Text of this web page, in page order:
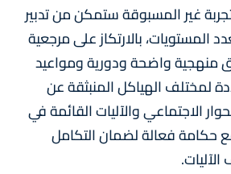
غير المسبوقة ستمكن من تدبير
المستويات، بالارتكاز على مرجعية
منهجية واضحة ودورية ومواعيد
لمختلف الهياكل المنبثقة عن
الاجتماعي والآليات القائمة في
حكامة فعالة لضمان التكامل